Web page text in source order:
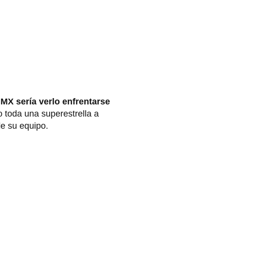
sería verlo enfrentarse
toda una superestrella a
su equipo.